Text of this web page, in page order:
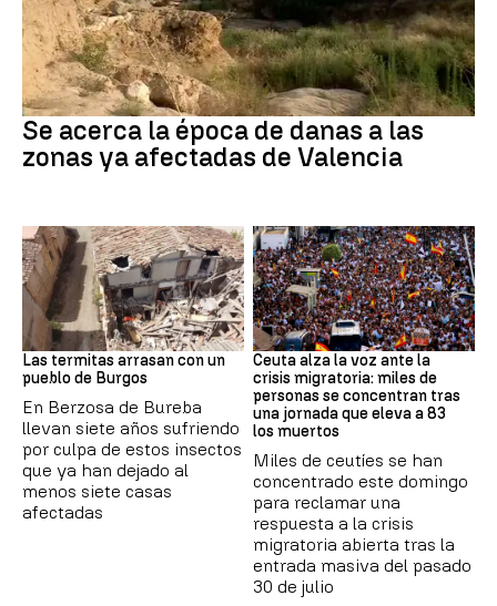
Dana
Se acerca la época de danas a las
zonas ya afectadas de Valencia
Termitas
Las termitas arrasan con un
pueblo de Burgos
En Berzosa de Bureba
llevan siete años sufriendo
por culpa de estos insectos
que ya han dejado al
menos siete casas
afectadas
CRISIS MIGRATORIA
Ceuta alza la voz ante la
crisis migratoria: miles de
personas se concentran tras
una jornada que eleva a 83
los muertos
Miles de ceutíes se han
concentrado este domingo
para reclamar una
respuesta a la crisis
migratoria abierta tras la
entrada masiva del pasado
30 de julio